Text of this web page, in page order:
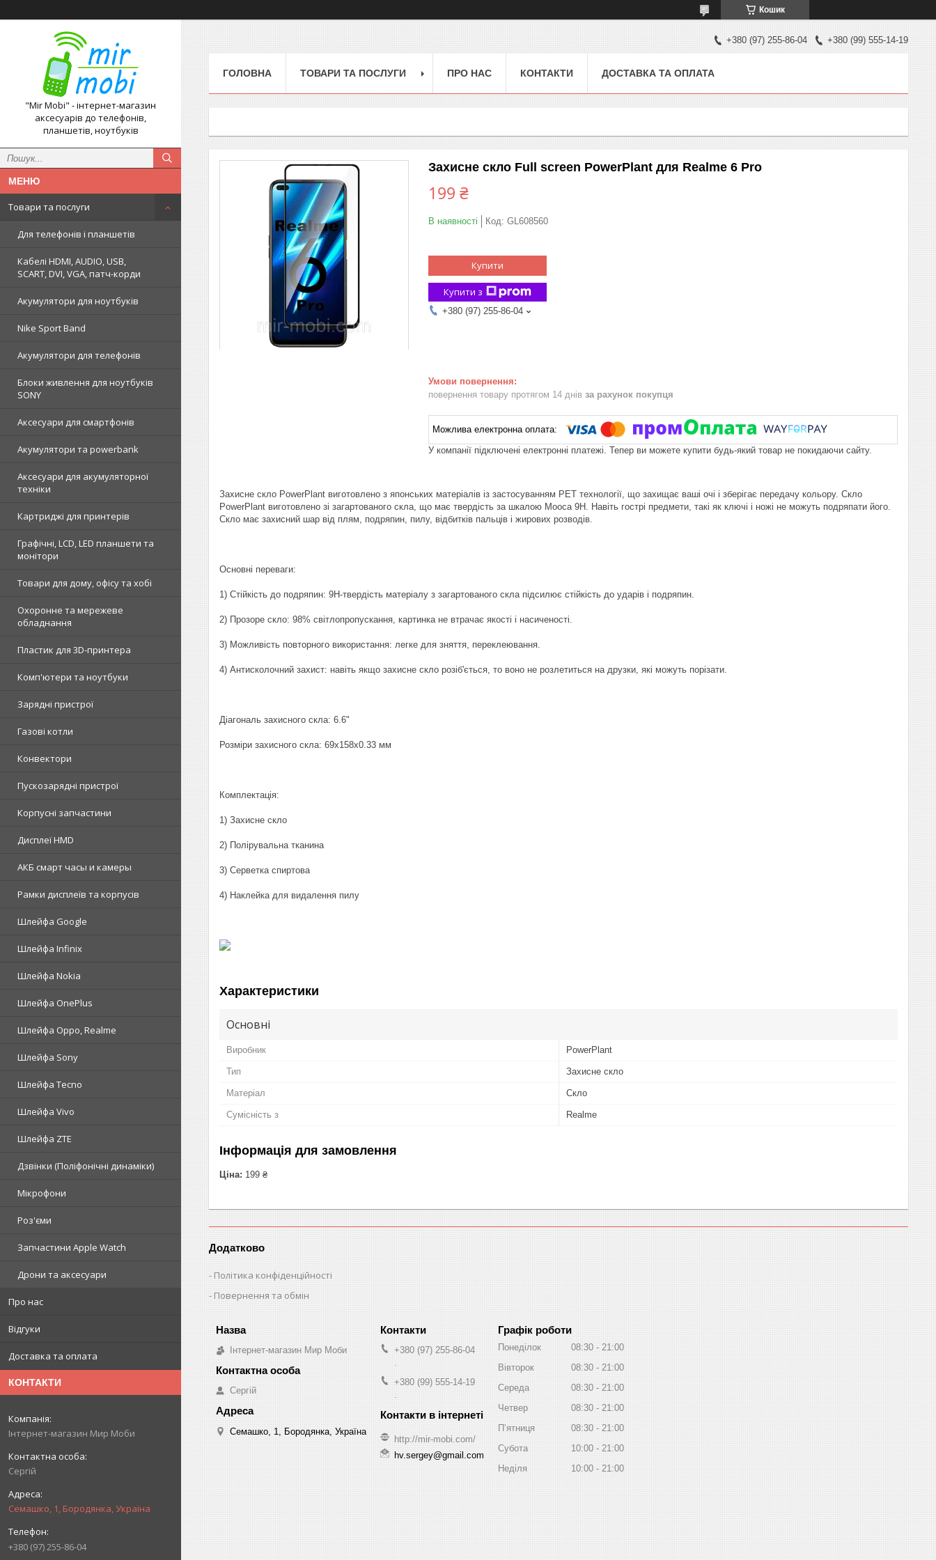
Кошик
"Mir Mobi" - інтернет-магазин
аксесуарів до телефонів,
планшетів, ноутбуків
Товари та послуги
Для телефонів і планшетів
Кабелі HDMI, AUDIO, USB,
SCART, DVI, VGA, патч-корди
Акумулятори для ноутбуків
Nike Sport Band
Акумулятори для телефонів
Блоки живлення для ноутбуків
SONY
Аксесуари для смартфонів
Акумулятори та powerbank
Аксесуари для акумуляторної
техніки
Картриджі для принтерів
Графічні, LCD, LED планшети та
монітори
Товари для дому, офісу та хобі
Охоронне та мережеве
обладнання
Пластик для 3D-принтера
Комп'ютери та ноутбуки
Зарядні пристрої
Газові котли
Конвектори
Пускозарядні пристрої
Корпусні запчастини
Дисплеї HMD
АКБ смарт часы и камеры
Рамки дисплеїв та корпусів
Шлейфа Google
Шлейфа Infinix
Шлейфа Nokia
Шлейфа OnePlus
Шлейфа Oppo, Realme
Шлейфа Sony
Шлейфа Tecno
Шлейфа Vivo
Шлейфа ZTE
Дзвінки (Поліфонічні динаміки)
Мікрофони
Роз'єми
Запчастини Apple Watch
Дрони та аксесуари
Про нас
Відгуки
Доставка та оплата
КОНТАКТИ
Інтернет-магазин Мир Моби
Сергій
Семашко, 1, Бородянка, Україна
+380 (97) 255-86-04
+380 (97) 255-86-04 +380 (99) 555-14-19
ГОЛОВНА ТОВАРИ ТА ПОСЛУГИ ПРО НАС КОНТАКТИ ДОСТАВКА ТА ОПЛАТА
Захисне скло Full screen PowerPlant для Realme 6 Pro
199 ₴
В наявності Код: GL608560
Купити
Купити з
+380 (97) 255-86-04
повернення товару протягом 14 днів за рахунок покупця
У компанії підключені електронні платежі. Тепер ви можете купити будь-який товар не покидаючи сайту.
Захисне скло PowerPlant виготовлено з японських матеріалів із застосуванням PET технології, що захищає ваші очі і зберігає передачу кольору. Скло
PowerPlant виготовлено зі загартованого скла, що має твердість за шкалою Мооса 9H. Навіть гострі предмети, такі як ключі і ножі не можуть подряпати його.
Скло має захисний шар від плям, подряпин, пилу, відбитків пальців і жирових розводів.
Основні переваги:
1) Стійкість до подряпин: 9H-твердість матеріалу з загартованого скла підсилює стійкість до ударів і подряпин.
2) Прозоре скло: 98% світлопропускання, картинка не втрачає якості і насиченості.
3) Можливість повторного використання: легке для зняття, переклеювання.
4) Антисколочний захист: навіть якщо захисне скло розіб'ється, то воно не розлетиться на друзки, які можуть порізати.
Діагональ захисного скла: 6.6"
Розміри захисного скла: 69x158x0.33 мм
Комплектація:
1) Захисне скло
2) Полірувальна тканина
3) Серветка спиртова
4) Наклейка для видалення пилу
Характеристики
Основні
Виробник PowerPlant
Тип Захисне скло
Матеріал Скло
Сумісність з Realme
Інформація для замовлення
Ціна: 199 ₴
Додатково
Політика конфіденційності
Повернення та обмін
Інтернет-магазин Мир Моби
Сергій
Семашко, 1, Бородянка, Україна
+380 (97) 255-86-04
+380 (99) 555-14-19
http://mir-mobi.com/
hv.sergey@gmail.com
Графік роботи
Понеділок 08:30
21:00
Вівторок
08:30
21:00
Середа
08:30
21:00
Четвер
08:30
21:00
Пʼятниця
08:30
21:00
Субота
10:00
21:00
Неділя
10:00 21:00